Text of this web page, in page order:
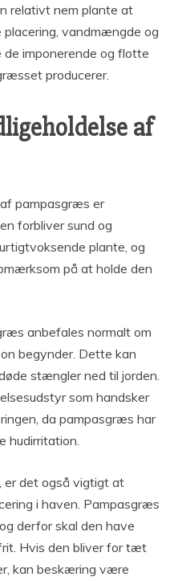
relativt nem plante at
vandmængde og
de imponerende og flotte
producerer.
af
pampasgræs er
forbliver sund og
plante, og
på at holde den
anbefales normalt om
begynder. Dette kan
stængler ned til jorden.
som handsker
da pampasgræs har
hudirritation.
er det også vigtigt at
i haven. Pampasgræs
derfor skal den have
Hvis den bliver for tæt
kan beskæring være